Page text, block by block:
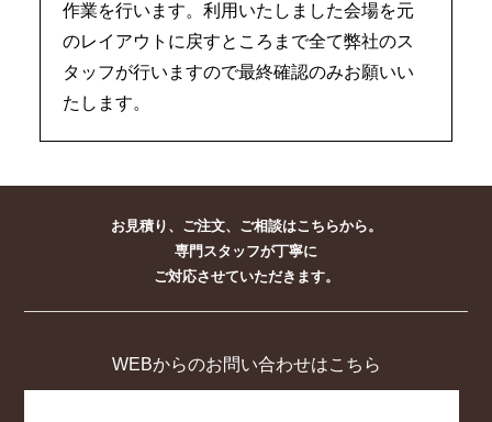
作業を行います。利用いたしました会場を元
のレイアウトに戻すところまで全て弊社のス
タッフが行いますので最終確認のみお願いい
たします。
お見積り、ご注文、ご相談はこちらから。
専門スタッフが丁寧に
ご対応させていただきます。
WEBからのお問い合わせはこちら